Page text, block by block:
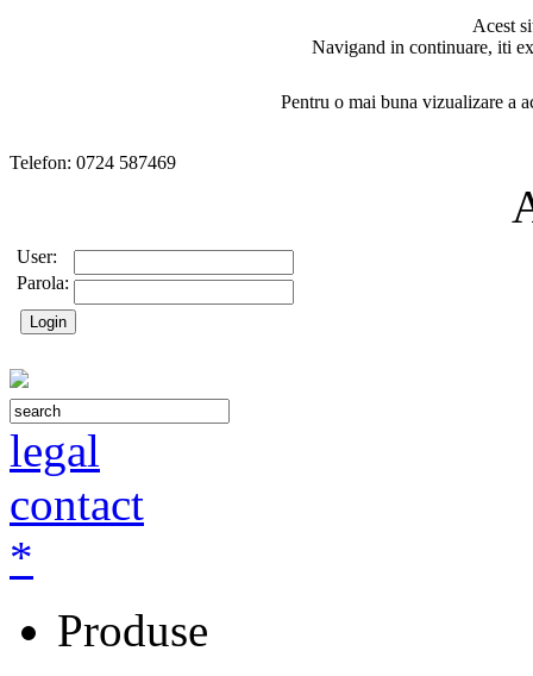
Acest
Navigand in continuare, iti
Pentru o mai buna vizualizare a
Telefon: 0724 587469
User:
Parola:
legal
contact
*
Produse